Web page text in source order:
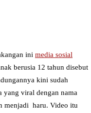
ini media sosial
berusia 12 tahun disebut
kini sudah
yang viral dengan nama
menjadi haru. Video itu